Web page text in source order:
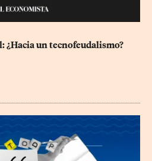
¿Hacia un tecnofeudalismo?